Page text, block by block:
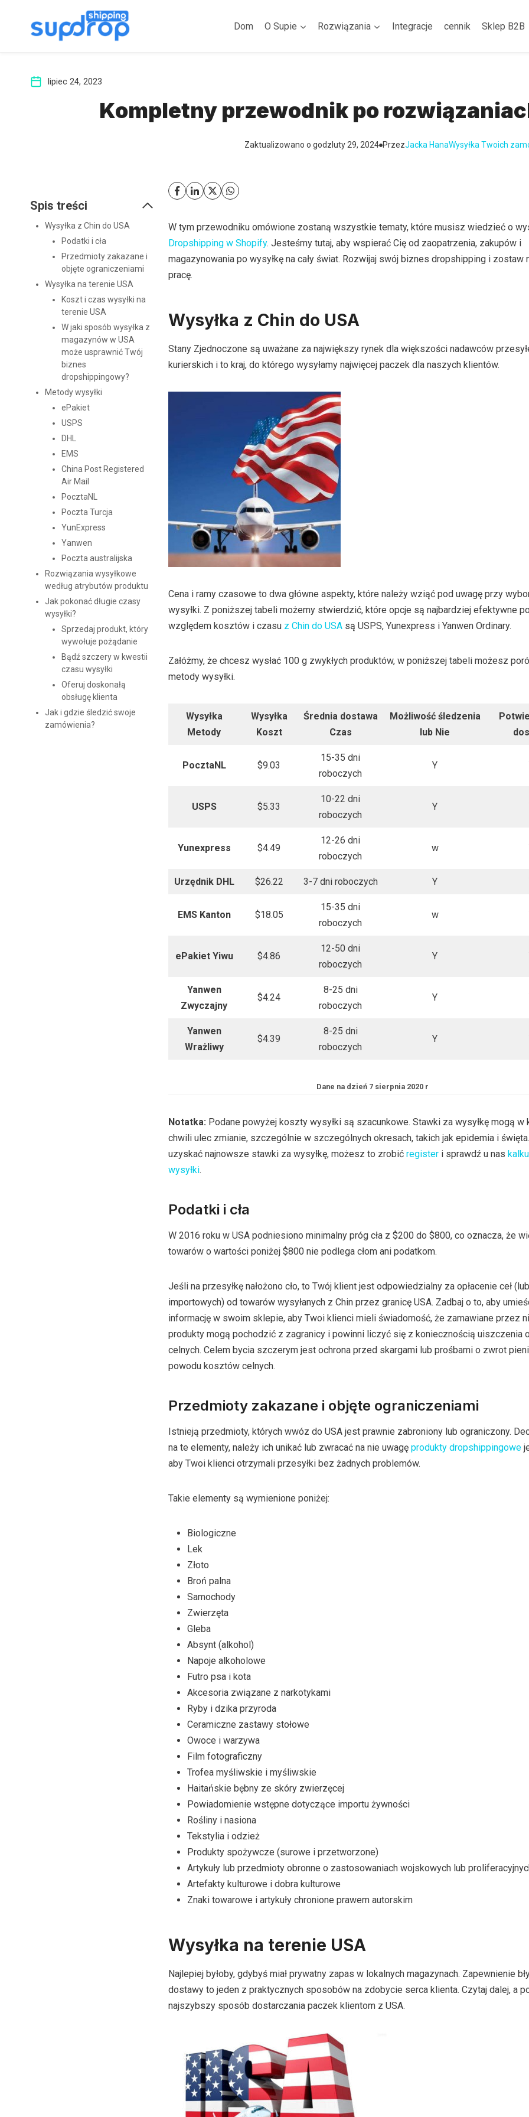
Dom O Supie Rozwiązania Integracje cennik Sklep B2B
lipiec 24, 2023
Kompletny przewodnik po
Zaktualizowano o godz luty 29, 2024 PrzezJacka HanaWysyłka Twoich
Spis treści
Wysyłka z Chin do USA
Podatki i cła
Przedmioty zakazane i
objęte ograniczeniami
Wysyłka na terenie USA
Koszt i czas wysyłki na
terenie USA
W jaki sposób wysyłka z
magazynów w USA
może usprawnić Twój
biznes
dropshippingowy?
Metody wysyłki
ePakiet
USPS
DHL
EMS
China Post Registered
Air Mail
PocztaNL
Poczta Turcja
YunExpress
Yanwen
Poczta australijska
Rozwiązania wysyłkowe
według atrybutów produktu
Jak pokonać długie czasy
wysyłki?
Sprzedaj produkt, który
wywołuje pożądanie
Bądź szczery w kwestii
czasu wysyłki
Oferuj doskonałą
obsługę klienta
Jak i gdzie śledzić swoje
zamówienia?
W tym przewodniku omówione zostaną wszystkie tematy, które musisz wiedzieć o
Dropshipping w Shopify. Jesteśmy tutaj, aby wspierać Cię od zaopatrzenia, zakupów i
magazynowania po wysyłkę na cały świat. Rozwijaj swój biznes dropshipping i zostaw
pracę.
Wysyłka z Chin do USA
Stany Zjednoczone są uważane za największy rynek dla większości nadawców
kurierskich i to kraj, do którego wysyłamy najwięcej paczek dla naszych klientów.
Cena i ramy czasowe to dwa główne aspekty, które należy wziąć pod uwagę przy
wysyłki. Z poniższej tabeli możemy stwierdzić, które opcje są najbardziej efektywne
względem kosztów i czasu z Chin do USAsą USPS, Yunexpress i Yanwen Ordinary.
Załóżmy, że chcesz wysłać 100 g zwykłych produktów, w poniższej tabeli możesz
metody wysyłki.
Wysyłka
Metody
Wysyłka
Koszt
Średnia dostawa
Czas
Możliwość śledzenia
lub Nie
PocztaNL $9.03
15-35 dni
roboczych
Y
USPS $5.33
10-22 dni
roboczych
Y
Yunexpress $4.49
12-26 dni
roboczych
w
Urzędnik DHL $26.22 3-7 dni roboczych Y
EMS Kanton $18.05
15-35 dni
roboczych
w
ePakiet Yiwu $4.86
12-50 dni
roboczych
Y
Yanwen
Zwyczajny
$4.24
8-25 dni
roboczych
Y
Yanwen
Wrażliwy
$4.39
8-25 dni
roboczych
Y
Dane na dzień 7 sierpnia 2020 r
Notatka: Podane powyżej koszty wysyłki są szacunkowe. Stawki za wysyłkę mogą w
chwili ulec zmianie, szczególnie w szczególnych okresach, takich jak epidemia i
uzyskać najnowsze stawki za wysyłkę, możesz to zrobić registeri sprawdź u nas
wysyłki.
Podatki i cła
W 2016 roku w USA podniesiono minimalny próg cła z $200 do $800, co oznacza, że
towarów o wartości poniżej $800 nie podlega cłom ani podatkom.
Jeśli na przesyłkę nałożono cło, to Twój klient jest odpowiedzialny za opłacenie ceł
importowych) od towarów wysyłanych z Chin przez granicę USA. Zadbaj o to, aby
informację w swoim sklepie, aby Twoi klienci mieli świadomość, że zamawiane przez
produkty mogą pochodzić z zagranicy i powinni liczyć się z koniecznością uiszczenia
celnych. Celem bycia szczerym jest ochrona przed skargami lub prośbami o zwrot
powodu kosztów celnych.
Przedmioty zakazane i objęte ograniczeniami
Istnieją przedmioty, których wwóz do USA jest prawnie zabroniony lub ograniczony.
na te elementy, należy ich unikać lub zwracać na nie uwagę produkty dropshippingowe
aby Twoi klienci otrzymali przesyłki bez żadnych problemów.
Takie elementy są wymienione poniżej:
Biologiczne
Lek
Złoto
Broń palna
Samochody
Zwierzęta
Gleba
Absynt (alkohol)
Napoje alkoholowe
Futro psa i kota
Akcesoria związane z narkotykami
Ryby i dzika przyroda
Ceramiczne zastawy stołowe
Owoce i warzywa
Film fotograficzny
Trofea myśliwskie i myśliwskie
Haitańskie bębny ze skóry zwierzęcej
Powiadomienie wstępne dotyczące importu żywności
Rośliny i nasiona
Tekstylia i odzież
Produkty spożywcze (surowe i przetworzone)
Artykuły lub przedmioty obronne o zastosowaniach wojskowych lub
Artefakty kulturowe i dobra kulturowe
Znaki towarowe i artykuły chronione prawem autorskim
Wysyłka na terenie USA
Najlepiej byłoby, gdybyś miał prywatny zapas w lokalnych magazynach. Zapewnienie
dostawy to jeden z praktycznych sposobów na zdobycie serca klienta. Czytaj dalej, a
najszybszy sposób dostarczania paczek klientom z USA.